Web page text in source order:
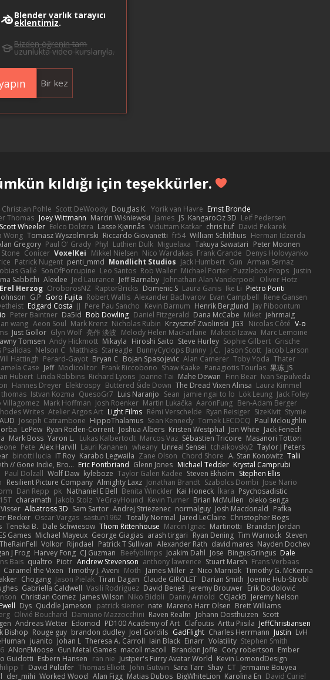
Blender varlık tarayıcı
eklentimiz.
Bizden öğrenintam
uzunlukta video kurslarıyla.
Bir kez
kıldığı için teşekkürler.
Christian Pohle Scott DeWoody Douglas K. Yorik van Havre Ernst Bronde
Thomas Joey Wittmann Marcin Wiśniewski James JS KangaroOz 3D Leif Pedersen
Scott Wheeler Eelco Dolstra Lasse Kjønnås Viduttam Katkar chris huf David Pekarek
Wong Tomasz Wyszolmirski Riccardo Giovanetti fr54 William Schilthuis Herman Idzerda
Gregory Paul O' Grady Phyl Luthien Dulk Miguelaxa Takuya Sawatari Peter Moonen
Conicer VoxelKei Mikkel Nielsen Nico Wardakas Frank Grande Denys Holovyanko
Patrick Nugent penti_mmd Mondlicht Studios Jack Humbert Gun Arman Sernaz
Gallé SonOfPorcupine Leo Santos Rob Waller Michael Porter Puzzlebox Props Justin
Sabbithi Alexlee Jed Laurance Jeff Barnaby Johnathan Alan Vanderpool Oliver Hotz
Erel Herzog OroborosNZ RaptorBricks Domenic S Laura Ganis Ike Li Pietro Ponti
G.P Goro Fujita Robert Wallis Alexander Bachvarov Evan Campbell Rene Gansen
Edgard Costa JJ Pere Pau Sancho Kevin Barnum Henrik Berglund Jay Piboontum
Peter Baintner Da5id Bob Dowling Daniel Fitzgerald Dana McCabe Miket jehrmaig
wang Aeon Soul Mark Krenz Nicholas Rubin Krzysztof Zwolinski JG3 Nicolas Côté V-o
Just Gollor Glyn Wolf 亮作 淡波 Melody Helen MacFarlane Makoto Izawa Marc Lemoine
Tomsen Andy Hickmott Mikayla Hiroshi Saito Steve Hurley Sophie Gilbert Grische
Psalidas Nelson C Matthias Stareagle BunnyCyclops Bunny J.C. Jason Scott Jacob Larson
Hattingh Perard-Gayot Bryan C Bojan Spasojevic Alan Camerer Toby Yoda Thater
Case Jeff Modicolitor Frank Riccobono Shaw Kaake Panagiotis Tourlas 果冻_JS
Hubert Linda Robbins Richard Lyons Joanne Tai Mahe Dewan Finn Bear Ivan Sepulveda
Hannes Dreyer Elektrospy Buttered Side Down The Dread Vixen Alinsa Laura Kimmel
Istvan Kozma QuesoGr7 Luis Naranjo Sean jamie ngai to lo Lök Leung Jack Foley
Villagomez Mark Hoffman Josh Roenker Martin Lukačka AaronFung Ben-Adam Berger
Writes Atelier Argos Art Light Films Rémi Verschelde Ryan Reisiger SizeKivit Stymie
Joseph Catrambone HippoThalamus Sean Kennedy Tomek LECOCQ Paul Mcloughlin
LePew Ryan Roden-Corrent Joshua Albers Kristen Westphal Jon White Jack Fenech
Mark Boss Yaron L. Lukas Kalbertodt Marcos Vaz Sébastien Tricoire Masanori Tottori
Pete Alex Harvill Lauri Kananen wheany Unreal Sensei tchaikovsky2 Taylor J Peters
binotti lucia IT Roy Karabo Legwaila Zane Olson Chord Shore A. Stan Konowitz Talii
// Gone Indie, Bro... Eric Pontbriand Glenn Jones Michael Tedder Krystal Camprubi
Paul Dolzall Wolf Daw kyleboze Taylor Galen Kadee Steven Ekholm Stephen Ellis
Resilient Picture Company Almighty Laxz Jonathan Brandt Szabolcs Dombi Jose Nario
Dan Repp pk Nathaniel E Bell Benita Winckler Kai Honeck Íkara Psychosadistic
charamath Jakob Stolz YeGrayHound Kevin Turner Brian McMullen oleko senga
Albatross 3D Sam Sartor Andrej Striezenec normalguy Josh Macdonald Pafka
Becker Oscar Vargas sastun1962 Totally Normal Jared LeClaire Christopher Bogs
Teneka B. Dale Schwiesow Thom Rittenhouse Marcin Ignac Martinotti Brandon Jordan
Games Michael Mayeux George Giagias arash tirgari Ryan Dening Tim Warnock Steven
Volkor Rijndael Patrick T Sullivan Alexander Rath david mares Nayden Dochev
J Frog Harvey Fong CJ Guzman Beefyblimps Joakim Dahl Jose BingusGringus Dale
Bais qualtro Piotr Andrew Stevenson anthony lawrence Stuart Marsh Frans Verbaas
Caramel the Vixen Timothy J. Aveni Moth James Miller z Nico Marniok Timothy G. McKenna
Chogang Jason Pielak Tiran Dagan Claude GIROLET Darian Smith Joenne Hub-Strobl
Gabriella Caldwell Vasili Rodriguez David Beneš Jeremy Brouwer Erik Dodolović
Christian Gomez James Wilson Niko Bidoli Danny Arnold CGJackB Jeremy Nelson
Dys Quddle Jameson patrick siemer nate Mareno Harr Olsen Brett Williams
Olivié Bouchard Damiano Mazzocchini Raven Realm Johann Oosthuizen Scott
Andreas Wetter Edomod PD100 Academy of Art Clafoutis Arttu Piisila JeffChristiansen
Bishop Rouge guy brandon dudley Joel Gordils GadFlight Charles Herrmann Justin LvH
juanito Johan L Theresa A. Carroll Iain Black Einarr Volatility Stephen Smith
ANonEMoose Gun Metal Games macoll macoll Brandon Joffe Cory robertson Ember
Guidotti Esbern Hansen ran nie Justper's Furry Avatar World Kevin LomondDesign
T David Pulcifer Thomas Elliott John Gutwin Sara Tarr Shay CT Jermaine Bouyea
der_mihi Worked Wood Alan Figg Matias Dubos BigWhiteLion Karolina En David Curiel